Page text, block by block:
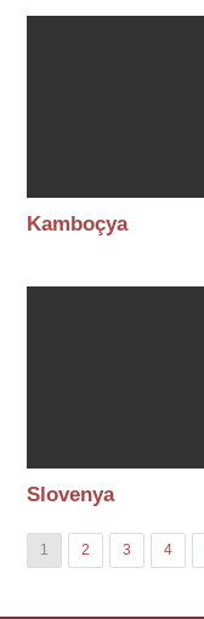
Kamboçya
Slovenya
1 2 3 4